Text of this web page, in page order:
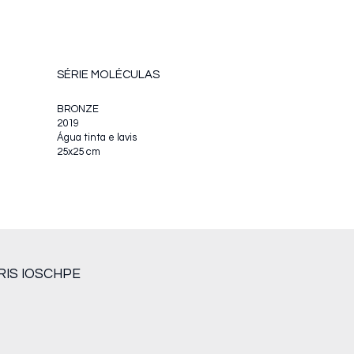
SÉRIE MOLÉCULAS
BRONZE
2019
Água tinta e lavis
25x25 cm
IOSCHPE